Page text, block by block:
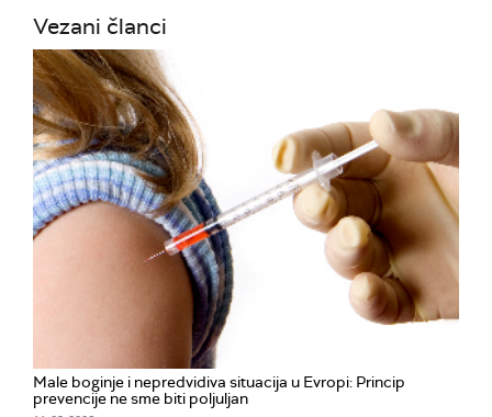
Vezani članci
Male boginje i nepredvidiva situacija u Evropi: Princip
prevencije ne sme biti poljuljan